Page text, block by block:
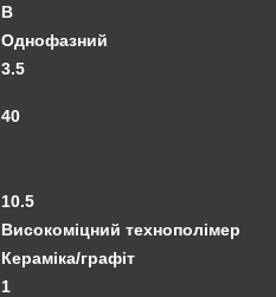
В
Однофазний
3.5
40
10.5
Високоміцний технополімер
Кераміка/графіт
1